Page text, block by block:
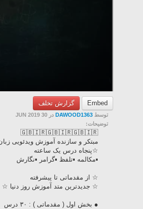
Embed گزارش تخلف
توسط DAWOOD1363 در 30 JUN 2019
توضیحات:
🇬🇧🇮🇷🇬🇧🇮🇷🇬🇧🇮🇷
مبتکر و سازنده آموزش ویدئویی زبان
☆پنجاه درس یک ساعته
▪مکالمه ▪تلفظ ▪گرامر ▪نگارش
☆ از مقدماتی تا پیشرفته
☆ جدیدترین متد آموزش روز دنیا ☆
● بخش اول ( مقدماتی ) : ۳۰ درس